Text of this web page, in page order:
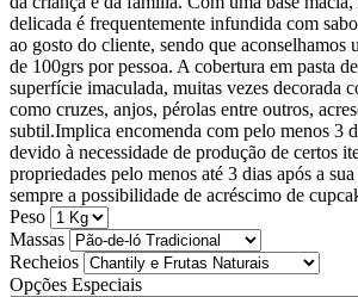
delicada é frequentemente infundida com
ao gosto do cliente, sendo que aconselhamos
de 100grs por pessoa. A cobertura em pasta
superfície imaculada, muitas vezes decorada
como cruzes, anjos, pérolas entre outros,
subtil.Implica encomenda com pelo menos 3
devido à necessidade de produção de certos
propriedades pelo menos até 3 dias após a
sempre a possibilidade de acréscimo de
Peso
Massas
Recheios
Opções Especiais